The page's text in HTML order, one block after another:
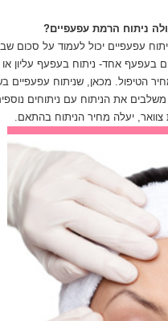
ניתוח הרמת עפעפיים?
בעפעף אחד- ניתוח בעפעף עליון או
הטיפול. מכאן, שניתוח עפעפיים
את הניתוח עם ניתוחים
יעלה מחיר הניתוח בהתאם.